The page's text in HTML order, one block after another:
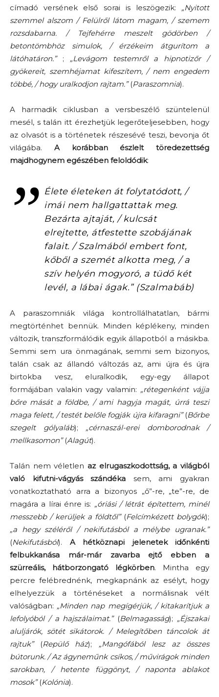
címadó versének első sorai is leszögezik: „Nyitott
szemmel alszom / Felülről látom magam, / szemem
rozsdabarna. / Tejfehérre meszelt gödörben /
betontömbhöz simulok, / érzékeim átgurítom a
látóhatáron.”; „Levágom testemről a hipnotizőr /
gyökereit, szemhéjamat kifeszítem, / nem engedem
többé, / hogy uralkodjon rajtam.”(Paraszomnia).
A harmadik ciklusban a versbeszélő szüntelenül
mesél, s talán itt érezhetjük legerőteljesebben, hogy
az olvasót is a történetek részesévé teszi, bevonja őt
világába. A korábban észlelt töredezettség
majdhogynem egészében feloldódik:
Élete életeken át folytatódott, /
imái nem hallgattattak meg.
Bezárta ajtaját, / kulcsát
elrejtette, átfestette szobájának
falait. / Szalmából embert font,
kőből a szemét alkotta meg, / a
szív helyén mogyoró, a tüdő két
levél, a lábai ágak.”(Szalmabáb)
A paraszomniák világa kontrollálhatatlan, bármi
megtörténhet bennük. Minden képlékeny, minden
változik, transzformálódik egyik állapotból a másikba.
Semmi sem ura önmagának, semmi sem bizonyos,
talán csak az állandó változás az, ami újra és újra
birtokba vesz, eluralkodik, egy-egy állapot
formájában valakin vagy valamin: „rétegenként vájja
bőre mását a földbe, / ami hagyja magát, úrrá teszi
maga felett, / testét belőle fogják újra kifaragni”(Bőrbe
szegelt gólyaláb); „cérnaszál-erei domborodnak /
mellkasomon”(Alagút).
Talán nem véletlen az elrugaszkodottság, a világból
való kifutni-vágyás szándéka sem, ami gyakran
vonatkoztatható arra a bizonyos „ő”-re, „te”-re, de
magára a lírai énre is: „óriási / létrát építettem, minél
messzebb / kerüljek a földtől”(Felcímkézett bolygók);
„a hegy széléről / nekifutásból a mélybe ugranak.”
(Nekifutásból). A hétköznapi jelenetek időnkénti
felbukkanása már-már zavarba ejtő ebben a
szürreális, hátborzongató légkörben. Mintha egy
percre felébrednénk, megkapnánk az esélyt, hogy
elhelyezzük a történéseket a normálisnak vélt
valóságban: „Minden nap megígérjük, / kitakarítjuk a
lefolyóból / a hajszálaimat.”(Belmagasság); „Éjszakai
aluljárók, sötét sikátorok. / Melegítőben táncolok át
rajtuk”(Repülő ház); „Mangófából lesz az összes
bútorunk. / Az ágyneműnk csíkos, / művirágok minden
sarokban, / hetente függönyt, / naponta ablakot
mosok”(Kolónia).